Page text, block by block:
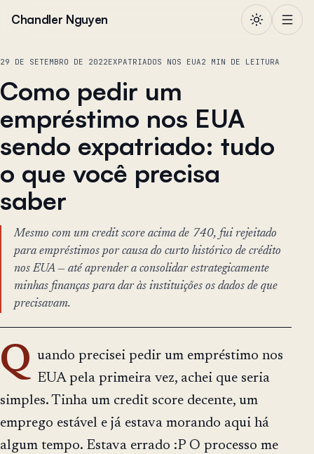
Chandler Nguyen
29 DE SETEMBRO DE 2022EXPATRIADOS NOS EUA2 MIN DE LEITURA
Como pedir um
empréstimo nos EUA
sendo expatriado: tudo
o que você precisa
saber
Mesmo com um credit score acima de 740, fui rejeitado
para empréstimos por causa do curto histórico de crédito
nos EUA — até aprender a consolidar estrategicamente
minhas finanças para dar às instituições os dados de que
precisavam.
Q uando precisei pedir um empréstimo nos
EUA pela primeira vez, achei que seria
simples. Tinha um credit score decente, um
emprego estável e já estava morando aqui há
algum tempo. Estava errado :P O processo me